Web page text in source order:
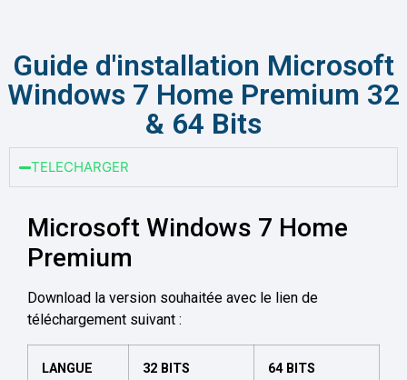
Guide d'installation Microsoft
Windows 7 Home Premium 32
& 64 Bits
TELECHARGER
Microsoft Windows 7 Home
Premium
Download la version souhaitée avec le lien de
téléchargement suivant :
LANGUE 32 BITS 64 BITS